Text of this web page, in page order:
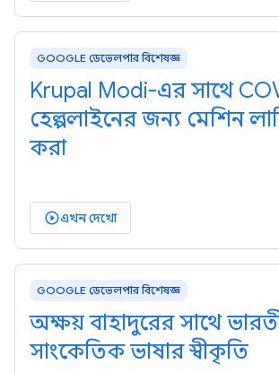
GOOGLE ডেভেলপার বিশেষজ্ঞ
Krupal Modi-এর সাথে
হেল্পলাইনের জন্য মেশিন
করা
play_circle_outlinedএখন দেখো
GOOGLE ডেভেলপার বিশেষজ্ঞ
অক্ষয় বাহাদুরের সাথে
সাংকেতিক ভাষার স্বীকৃতি